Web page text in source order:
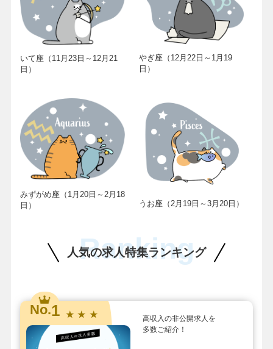
いて座（11月23日～12月21
日）
やぎ座（12月22日～1月19
日）
みずがめ座（1月20日～2月18
日）
うお座（2月19日～3月20日）
人気の求人特集ランキング
Ranking
No.1 ★ ★ ★
高収入の非公開求人を
多数ご紹介！